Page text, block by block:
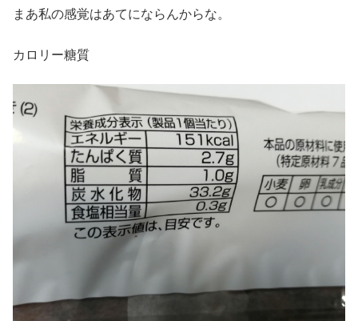
まあ私の感覚はあてにならんからな。
カロリー糖質